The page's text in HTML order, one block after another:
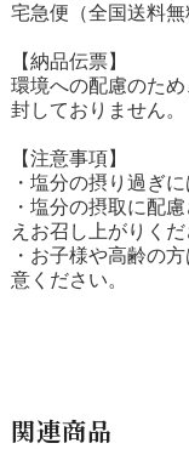
宅急便（全国送料無
【納品伝票】
環境への配慮のた
封しておりません。
【注意事項】
・塩分の摂り過ぎ
・塩分の摂取に配
えお召し上がりくだ
・お子様や高齢の
意ください。
関連商品